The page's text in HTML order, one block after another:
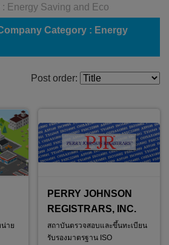
Energy Saving and Eco
Category : Energy
Post order:
าย
PERRY JOHNSON
REGISTRARS, INC.
สถาบันตรวจสอบและขึ้นทะเบียน
รับรองมาตรฐาน ISO